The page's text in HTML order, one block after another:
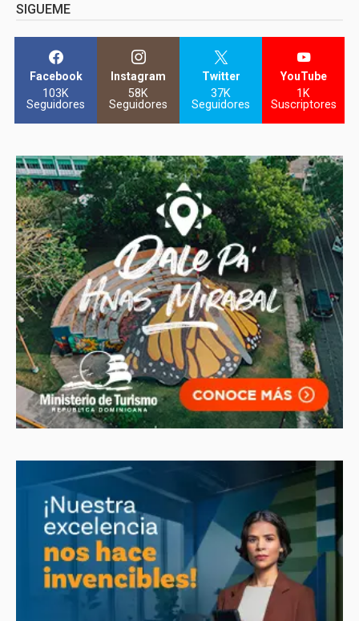
SIGUEME
Facebook
103K
Seguidores
Instagram
58K
Seguidores
Twitter
37K
Seguidores
YouTube
1K
Suscriptores